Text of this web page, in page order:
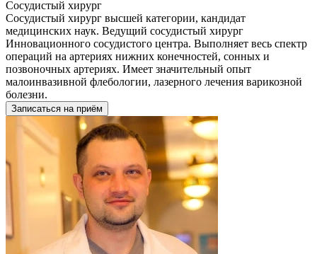
Сосудистый хирург
Сосудистый хирург высшей категории, кандидат
медицинских наук. Ведущий сосудистый хирург
Инновационного сосудистого центра. Выполняет весь спектр
операций на артериях нижних конечностей, сонных и
позвоночных артериях. Имеет значительный опыт
малоинвазивной флебологии, лазерного лечения варикозной
болезни.
Записаться на приём